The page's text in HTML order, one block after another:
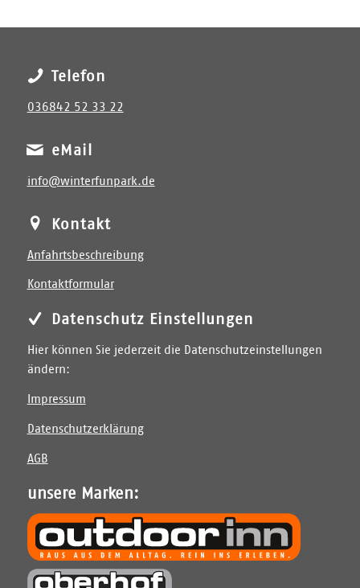
Telefon
036842 52 33 22
eMail
info@winterfunpark.de
Kontakt
Anfahrtsbeschreibung
Kontaktformular
Datenschutz Einstellungen
Hier können Sie jederzeit die Datenschutzeinstellungen
ändern:
Impressum
Datenschutzerklärung
AGB
unsere Marken: